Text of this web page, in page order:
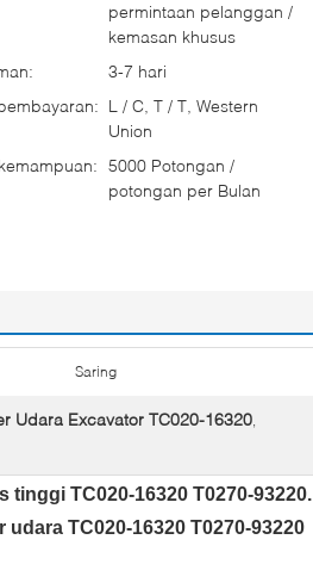
permintaan pelanggan /
kemasan khusus
3-7 hari
L / C, T / T, Western
Union
5000 Potongan /
potongan per Bulan
Saring
Udara Excavator TC020-16320,
TC020-16320 T0270-93220.
TC020-16320 T0270-93220